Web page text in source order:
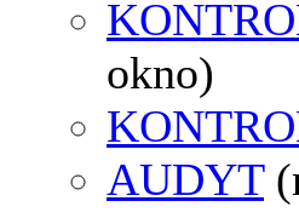
okno)
AUDYT